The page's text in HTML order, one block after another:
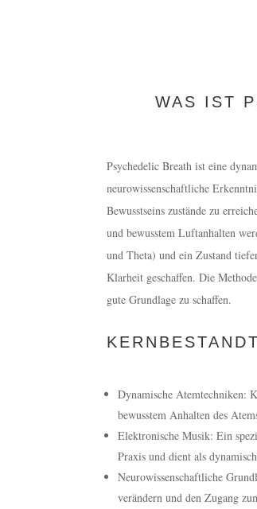
WAS IST
Psychedelic Breath ist eine
neurowissenschaftliche
Bewusstseins zustände zu
und bewusstem Luftanhalten
und Theta) und ein Zustand
Klarheit geschaffen. Die
gute Grundlage zu schaffen.
Dynamische Atemtechniken:
bewusstem Anhalten des
Elektronische Musik: Ein
Praxis und dient als
Neurowissenschaftliche
verändern und den Zugang